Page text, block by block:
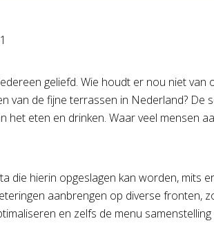
geliefd. Wie houdt er nou niet
van de fijne terrassen in Nederland?
het eten en drinken. Waar veel mensen
die hierin opgeslagen kan worden, mits
aanbrengen op diverse fronten,
en zelfs de menu